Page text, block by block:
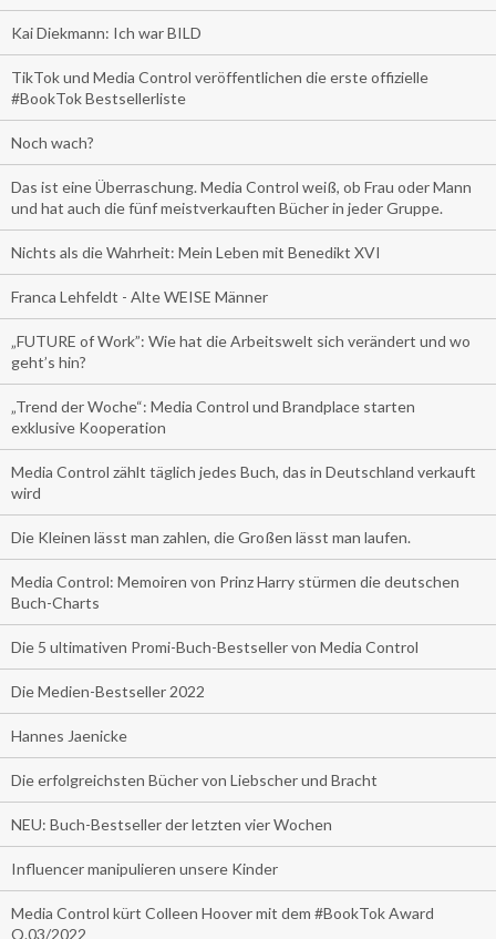
Kai Diekmann: Ich war BILD
TikTok und Media Control veröffentlichen die erste offizielle
#BookTok Bestsellerliste
Noch wach?
Das ist eine Überraschung. Media Control weiß, ob Frau oder Mann
und hat auch die fünf meistverkauften Bücher in jeder Gruppe.
Nichts als die Wahrheit: Mein Leben mit Benedikt XVI
Franca Lehfeldt - Alte WEISE Männer
„FUTURE of Work”: Wie hat die Arbeitswelt sich verändert und wo
geht’s hin?
„Trend der Woche“: Media Control und Brandplace starten
exklusive Kooperation
Media Control zählt täglich jedes Buch, das in Deutschland verkauft
wird
Die Kleinen lässt man zahlen, die Großen lässt man laufen.
Media Control: Memoiren von Prinz Harry stürmen die deutschen
Buch-Charts
Die 5 ultimativen Promi-Buch-Bestseller von Media Control
Die Medien-Bestseller 2022
Hannes Jaenicke
Die erfolgreichsten Bücher von Liebscher und Bracht
NEU: Buch-Bestseller der letzten vier Wochen
Influencer manipulieren unsere Kinder
Media Control kürt Colleen Hoover mit dem #BookTok Award
Q.03/2022